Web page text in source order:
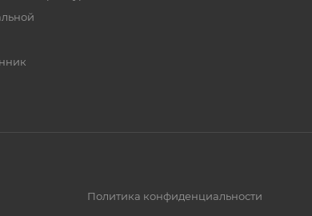
Политика конфиденциальности